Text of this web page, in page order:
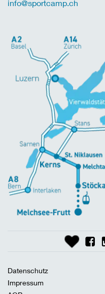
info@sportcamp.ch
Datenschutz
Impressum